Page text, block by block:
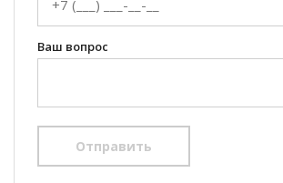
Ваш вопрос
Отправить